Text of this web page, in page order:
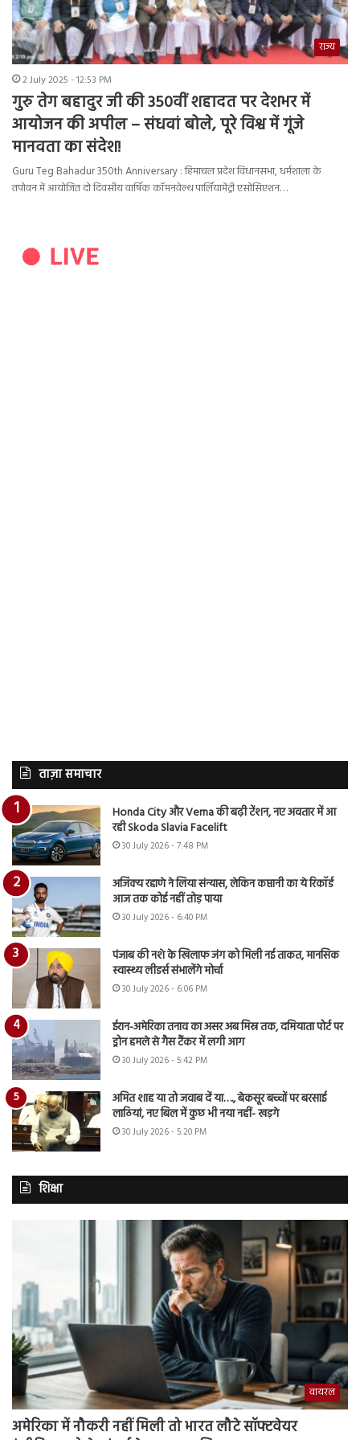
राज्य
2 July 2025 - 12:53 PM
गुरु तेग बहादुर जी की 350वीं शहादत पर देशभर में
आयोजन की अपील – संधवां बोले, पूरे विश्व में गूंजे
मानवता का संदेश!
Guru Teg Bahadur 350th Anniversary : हिमाचल प्रदेश विधानसभा, धर्मशाला के
तपोवन में आयोजित दो दिवसीय वार्षिक कॉमनवेल्थ पार्लियामेंट्री एसोसिएशन…
ताज़ा समाचार
Honda City और Verna की बढ़ी टेंशन, नए अवतार में आ
रही Skoda Slavia Facelift
30 July 2026 - 7:48 PM
अजिंक्य रहाणे ने लिया संन्यास, लेकिन कप्तानी का ये रिकॉर्ड
आज तक कोई नहीं तोड़ पाया
30 July 2026 - 6:40 PM
पंजाब की नशे के खिलाफ जंग को मिली नई ताकत, मानसिक
स्वास्थ्य लीडर्स संभालेंगे मोर्चा
30 July 2026 - 6:06 PM
ईरान-अमेरिका तनाव का असर अब मिस्र तक, दमियाता पोर्ट पर
ड्रोन हमले से गैस टैंकर में लगी आग
30 July 2026 - 5:42 PM
अमित शाह या तो जवाब दें या…., बेकसूर बच्चों पर बरसाई
लाठियां, नए बिल में कुछ भी नया नहीं- खड़गे
30 July 2026 - 5:20 PM
शिक्षा
वायरल
अमेरिका में नौकरी नहीं मिली तो भारत लौटे सॉफ्टवेयर